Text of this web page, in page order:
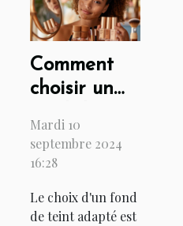
Comment
choisir un
teint pour
toutes les
Mardi 10
septembre 2024
16:28
Le choix d'un fond
de teint adapté est